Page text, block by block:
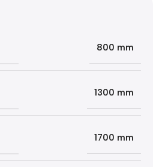
800 mm
1300 mm
1700 mm